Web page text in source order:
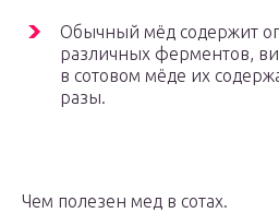
Обычный мёд содержит
различных ферментов,
в сотовом мёде их
разы.
Чем полезен мед в сотах.